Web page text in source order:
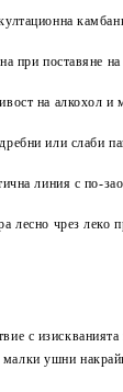
при поставяне
на алкохол и
или слаби
линия с по-
лесно чрез
с изискванията
ушни